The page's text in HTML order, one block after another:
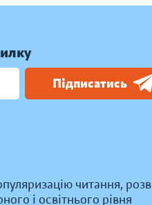
Підписатись
читання,
і освітнього рівня